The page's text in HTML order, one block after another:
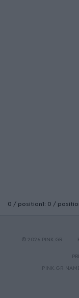
0 / position1: 0 /
© 2026 PINK.GR
PINK.GR